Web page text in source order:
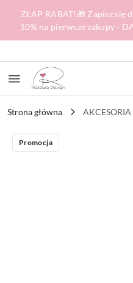
Przejdź do treści
Przejdź do
Przejdź do moje konto
Przejdź do menu
Przejdź do opisu
Przejdź do stopki
ZŁAP RABAT!🎁 Zapisz się
10% na pierwsze zakupy -
Strona główna AKCESORIA
Promocja